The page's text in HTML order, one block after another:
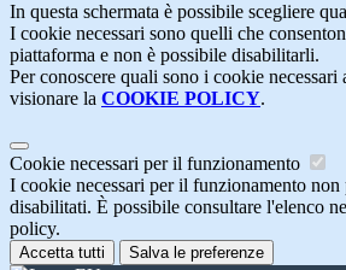
In questa schermata è possibile scegliere
I cookie necessari sono quelli che
piattaforma e non è possibile disabilitarli.
Per conoscere quali sono i cookie
visionare la COOKIE POLICY.
Cookie necessari per il funzionamento
I cookie necessari per il funzionamento non
disabilitati. È possibile consultare l'elenco
policy.
Accetta tutti Salva le preferenze